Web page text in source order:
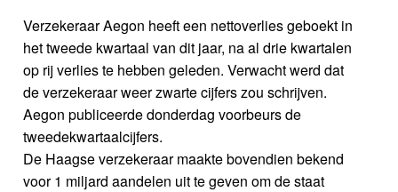
Verzekeraar Aegon heeft een nettoverlies geboekt in
het tweede kwartaal van dit jaar, na al drie kwartalen
op rij verlies te hebben geleden. Verwacht werd dat
de verzekeraar weer zwarte cijfers zou schrijven.
Aegon publiceerde donderdag voorbeurs de
tweedekwartaalcijfers.
De Haagse verzekeraar maakte bovendien bekend
voor 1 miljard aandelen uit te geven om de staat